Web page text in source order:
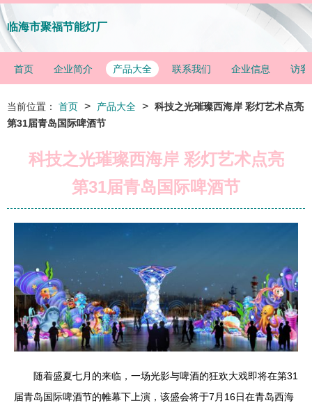
临海市聚福节能灯厂
首页 企业简介 产品大全 联系我们 企业信息 访客
当前位置： 首页 > 产品大全 > 科技之光璀璨西海岸 彩灯艺术点亮
第31届青岛国际啤酒节
科技之光璀璨西海岸 彩灯艺术点亮
第31届青岛国际啤酒节
随着盛夏七月的来临，一场光影与啤酒的狂欢大戏即将在第31
届青岛国际啤酒节的帷幕下上演，该盛会将于7月16日在青岛西海